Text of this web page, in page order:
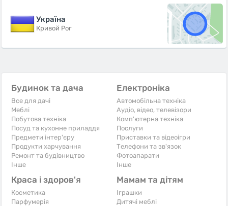
Україна
Кривой Рог
Будинок та дача
Все для дачі
Меблі
Побутова техніка
Посуд та кухонне приладдя
Предмети інтер'єру
Продукти харчування
Ремонт та будівництво
Iнше
Електроніка
Автомобільна техніка
Аудіо, відео, телевізори
Комп'ютерна техніка
Послуги
Приставки та відеоігри
Телефони та зв'язок
Фотоапарати
Iнше
Краса і здоров'я
Косметика
Парфумерія
Мамам та дітям
Іграшки
Дитячі меблі